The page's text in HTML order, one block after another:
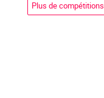
Plus de compétitions